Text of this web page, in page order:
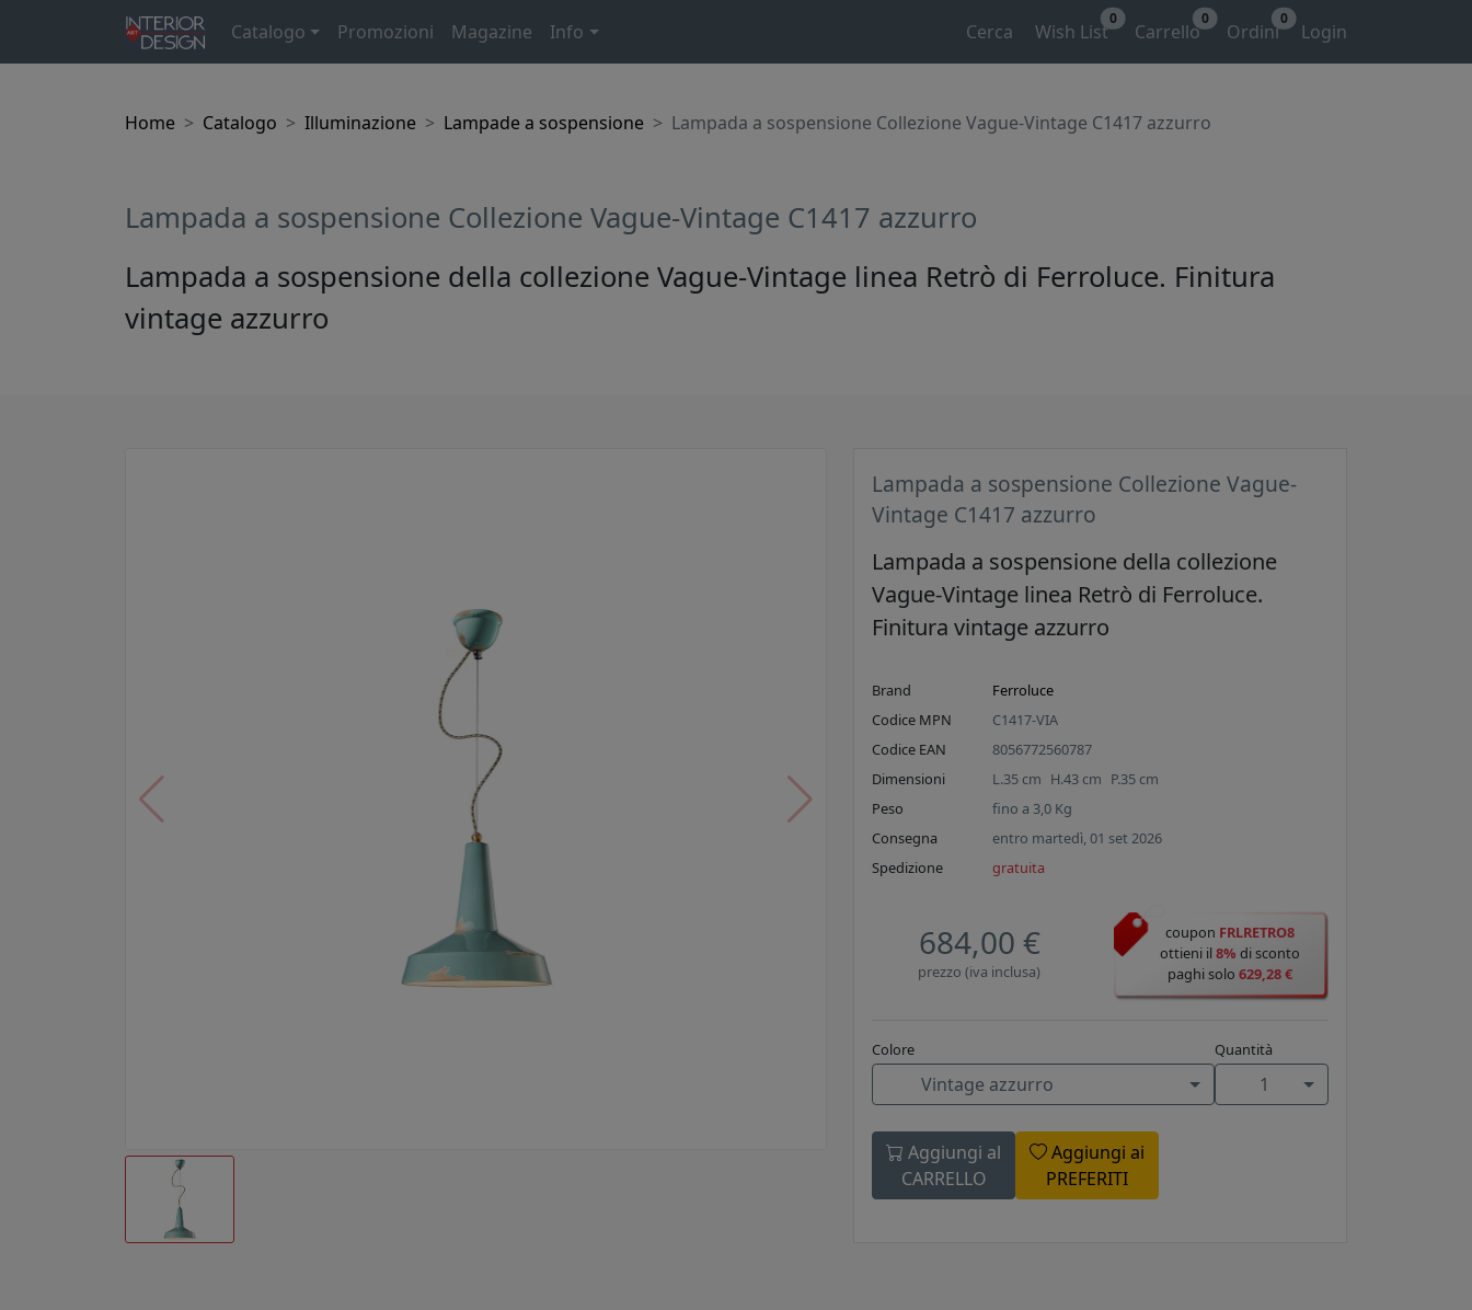
Catalogo Promozioni Magazine Info Cerca Wish List
0
Carrello
0
Ordini
0
Login
Home Catalogo Illuminazione Lampade a sospensione Lampada a sospensione Collezione Vague-Vintage C1417 azzurro
Lampada a sospensione Collezione Vague-Vintage C1417 azzurro
Lampada a sospensione della collezione Vague-Vintage linea Retrò di Ferroluce. Finitura
vintage azzurro
Lampada a sospensione Collezione Vague-
Vintage C1417 azzurro
Lampada a sospensione della collezione
Vague-Vintage linea Retrò di Ferroluce.
Finitura vintage azzurro
Brand
Ferroluce
Codice MPN
C1417-VIA
Codice EAN
8056772560787
Dimensioni
L.35 cm H.43 cm P.35 cm
Peso
fino a 3,0 Kg
Consegna
entro martedì, 01 set 2026
Spedizione
gratuita
684,00 €
prezzo (iva inclusa)
coupon FRLRETRO8
ottieni il8% di sconto
paghi solo 629,28 €
Colore
Vintage azzurro
Quantità
1
Aggiungi al
CARRELLO
Aggiungi ai
PREFERITI